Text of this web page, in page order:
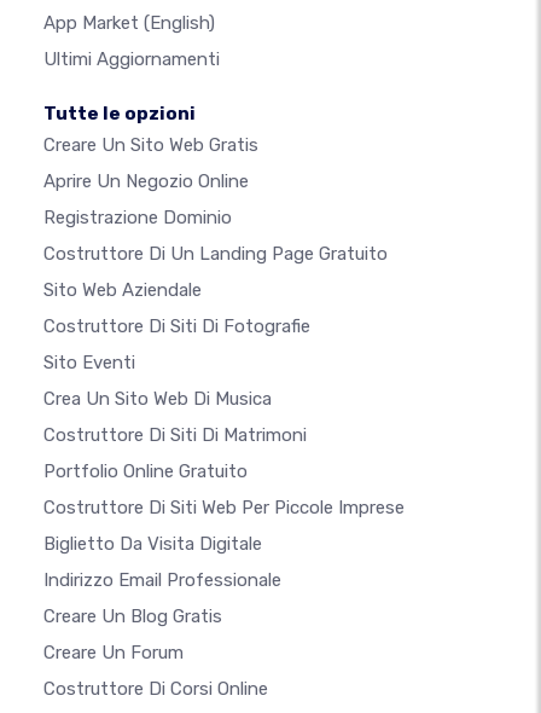
App Market (English)
Ultimi Aggiornamenti
Tutte le opzioni
Creare Un Sito Web Gratis
Aprire Un Negozio Online
Registrazione Dominio
Costruttore Di Un Landing Page Gratuito
Sito Web Aziendale
Costruttore Di Siti Di Fotografie
Sito Eventi
Crea Un Sito Web Di Musica
Costruttore Di Siti Di Matrimoni
Portfolio Online Gratuito
Costruttore Di Siti Web Per Piccole Imprese
Biglietto Da Visita Digitale
Indirizzo Email Professionale
Creare Un Blog Gratis
Creare Un Forum
Costruttore Di Corsi Online